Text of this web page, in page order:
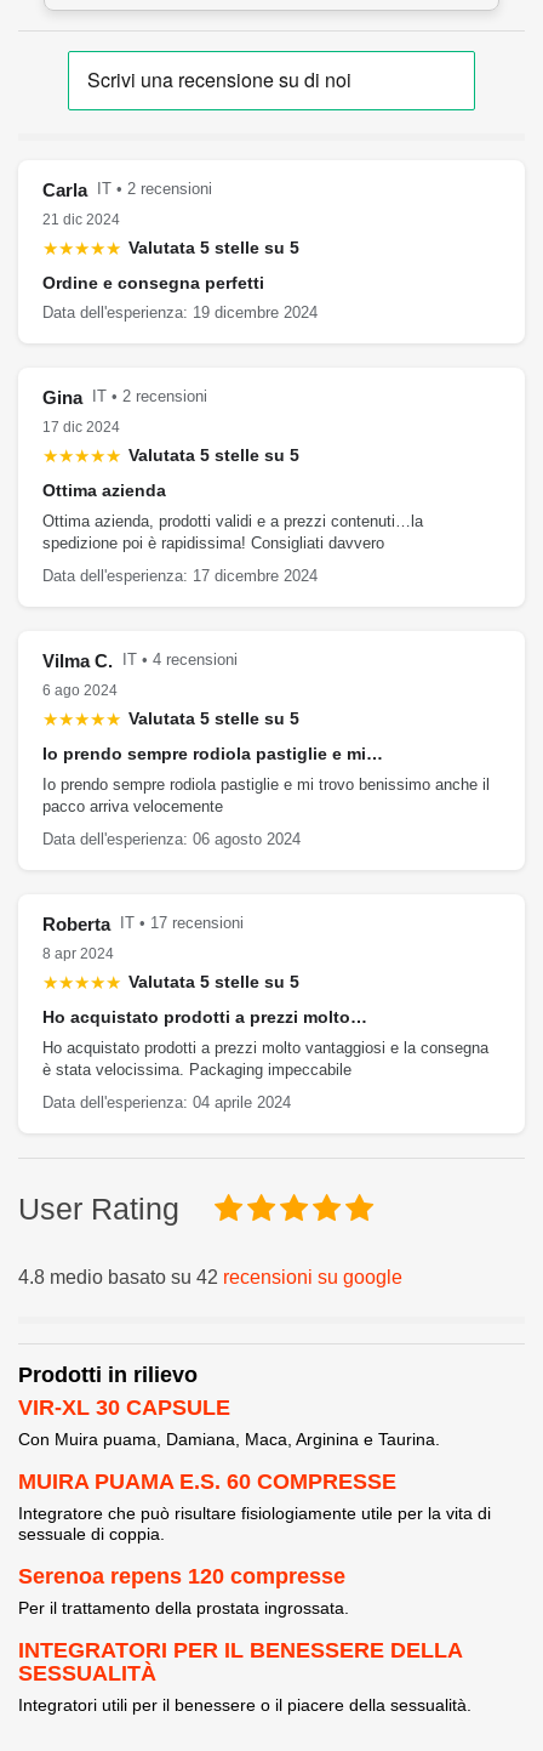
Carla
IT • 2 recensioni
21 dic 2024
★★★★★ Valutata 5 stelle su 5
Ordine e consegna perfetti
Data dell'esperienza: 19 dicembre 2024
Gina
IT • 2 recensioni
17 dic 2024
★★★★★ Valutata 5 stelle su 5
Ottima azienda
Ottima azienda, prodotti validi e a prezzi contenuti…la
spedizione poi è rapidissima! Consigliati davvero
Data dell'esperienza: 17 dicembre 2024
Vilma C.
IT • 4 recensioni
6 ago 2024
★★★★★ Valutata 5 stelle su 5
Io prendo sempre rodiola pastiglie e mi…
Io prendo sempre rodiola pastiglie e mi trovo benissimo anche il
pacco arriva velocemente
Data dell'esperienza: 06 agosto 2024
Roberta
IT • 17 recensioni
8 apr 2024
★★★★★ Valutata 5 stelle su 5
Ho acquistato prodotti a prezzi molto…
Ho acquistato prodotti a prezzi molto vantaggiosi e la consegna
è stata velocissima. Packaging impeccabile
Data dell'esperienza: 04 aprile 2024
User Rating
4.8 medio basato su 42 recensioni su google
Prodotti in rilievo
VIR-XL 30 CAPSULE
Con Muira puama, Damiana, Maca, Arginina e Taurina.
MUIRA PUAMA E.S. 60 COMPRESSE
Integratore che può risultare fisiologiamente utile per la vita di
sessuale di coppia.
Serenoa repens 120 compresse
Per il trattamento della prostata ingrossata.
INTEGRATORI PER IL BENESSERE DELLA
SESSUALITÀ
Integratori utili per il benessere o il piacere della sessualità.